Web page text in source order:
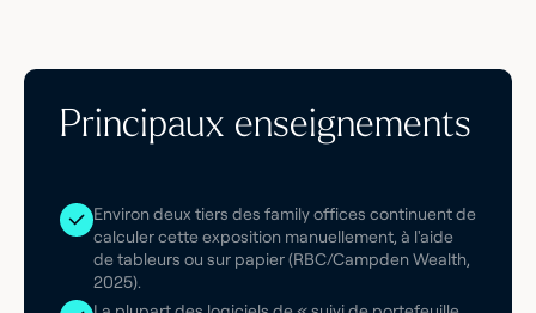
Principaux enseignements
Environ deux tiers des family offices continuent de
calculer cette exposition manuellement, à l'aide
de tableurs ou sur papier (RBC/Campden Wealth,
2025).